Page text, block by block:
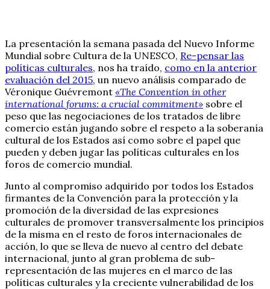
La presentación la semana pasada del Nuevo Informe
Mundial sobre Cultura de la UNESCO, Re-pensar las
políticas culturales, nos ha traído, como en la anterior
evaluación del 2015, un nuevo análisis comparado de
Véronique Guévremont «The Convention in other
international forums: a crucial commitment» sobre el
peso que las negociaciones de los tratados de libre
comercio están jugando sobre el respeto a la soberanía
cultural de los Estados así como sobre el papel que
pueden y deben jugar las políticas culturales en los
foros de comercio mundial.
Junto al compromiso adquirido por todos los Estados
firmantes de la Convención para la protección y la
promoción de la diversidad de las expresiones
culturales de promover transversalmente los principios
de la misma en el resto de foros internacionales de
acción, lo que se lleva de nuevo al centro del debate
internacional, junto al gran problema de sub-
representación de las mujeres en el marco de las
políticas culturales y la creciente vulnerabilidad de los